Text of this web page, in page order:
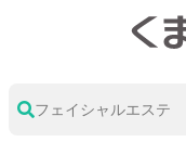
フェイシャルエステ